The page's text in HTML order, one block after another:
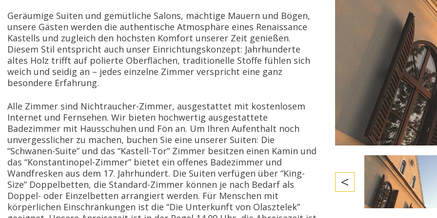
Geräumige Suiten und gemütliche Salons, mächtige Mauern und Bögen,
unsere Gästen werden die authentische Atmosphäre eines Renaissance
Kastells und zugleich den höchsten Komfort unserer Zeit genießen.
Diesem Stil entspricht auch unser Einrichtungskonzept: Jahrhunderte
altes Holz trifft auf polierte Oberflächen, traditionelle Stoffe fühlen sich
weich und seidig an – jedes einzelne Zimmer verspricht eine ganz
besondere Erfahrung.
Alle Zimmer sind Nichtraucher-Zimmer, ausgestattet mit kostenlosem
Internet und Fernsehen. Wir bieten hochwertig ausgestattete
Badezimmer mit Hausschuhen und Fön an. Um Ihren Aufenthalt noch
unvergesslicher zu machen, buchen Sie eine unserer Suiten: Die
“Schwanen-Suite” und das “Kastell-Tor” Zimmer besitzen einen Kamin und
das “Konstantinopel-Zimmer” bietet ein offenes Badezimmer und
Wandfresken aus dem 17. Jahrhundert. Die Suiten verfügen über “King-
Size” Doppelbetten, die Standard-Zimmer können je nach Bedarf als
Doppel- oder Einzelbetten arrangiert werden. Für Menschen mit
körperlichen Einschränkungen ist die “Die Unterkunft von Olasztelek”
<